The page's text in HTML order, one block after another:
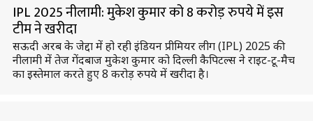
IPL 2025 नीलामी: मुकेश कुमार को 8 करोड़ रुपये में इस
टीम ने खरीदा
सऊदी अरब के जेद्दा में हो रही इंडियन प्रीमियर लीग (IPL) 2025 की
नीलामी में तेज गेंदबाज मुकेश कुमार को दिल्ली कैपिटल्स ने राइट-टू-मैच
का इस्तेमाल करते हुए 8 करोड़ रुपये में खरीदा है।